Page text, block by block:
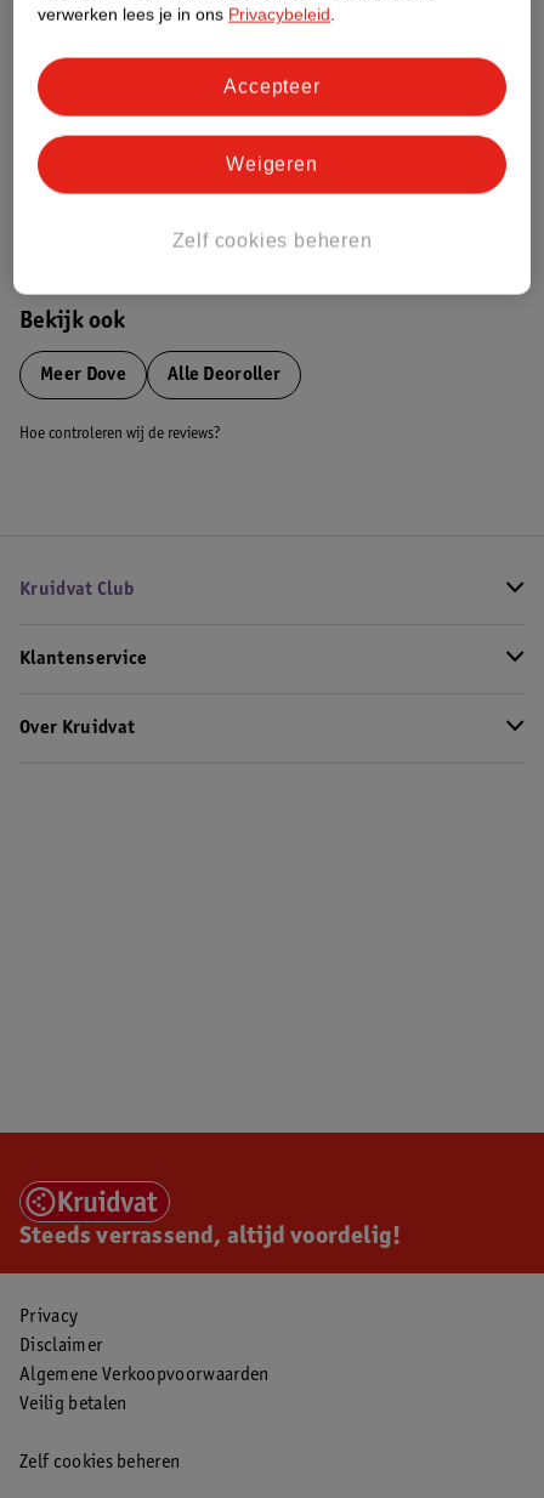
Dit product heeft (nog) geen Nature
Meer informatie
Bestel & Bezorginformatie
Bekijk ook
Meer Dove Alle Deoroller
Hoe controleren wij de reviews?
Kruidvat Club
Klantenservice
Over Kruidvat
Steeds verrassend, altijd voordelig!
Privacy
Disclaimer
Algemene Verkoopvoorwaarden
Veilig betalen
Zelf cookies beheren
verwerken lees je in ons Privacybeleid.
Zelf cookies beheren
Weigeren
Accepteer